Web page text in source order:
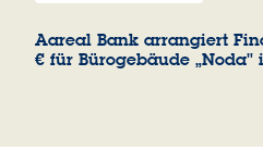
Aareal Bank arrangiert
€ für Bürogebäude „Noda"